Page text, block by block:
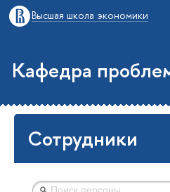
Высшая школа экономики
Кафедра
Сотрудники